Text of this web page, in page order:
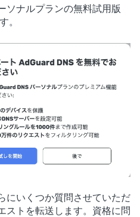
ソナルプランの無料試用版
。
にいくつか質問させていただ
ストを転送します。資格に問